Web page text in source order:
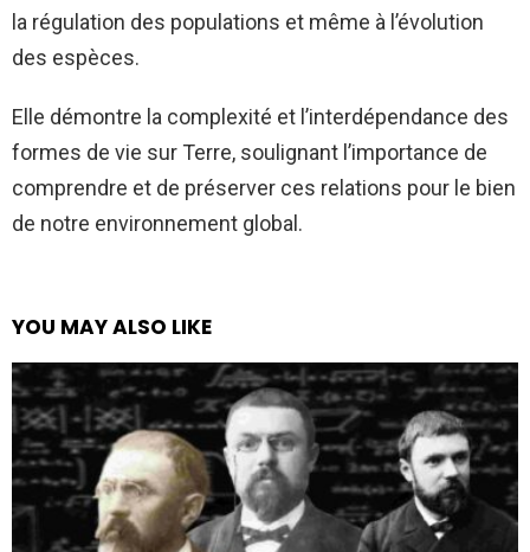
la régulation des populations et même à l’évolution
des espèces.
Elle démontre la complexité et l’interdépendance des
formes de vie sur Terre, soulignant l’importance de
comprendre et de préserver ces relations pour le bien
de notre environnement global.
YOU MAY ALSO LIKE